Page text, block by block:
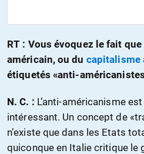
RT : Vous évoquez le fait
américain, ou du capitalisme
étiquetés «anti-
N. C. : L’anti-américanisme
intéressant. Un concept de
n’existe que dans les Etats
quiconque en Italie critique le